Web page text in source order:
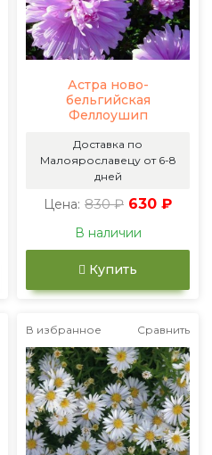
Астра ново-
бельгийская
Феллоушип
Доставка по
Малоярославецу от 6-8
дней
Цена: 830 ₽ 630 ₽
В наличии
Купить
В избранное Сравнить